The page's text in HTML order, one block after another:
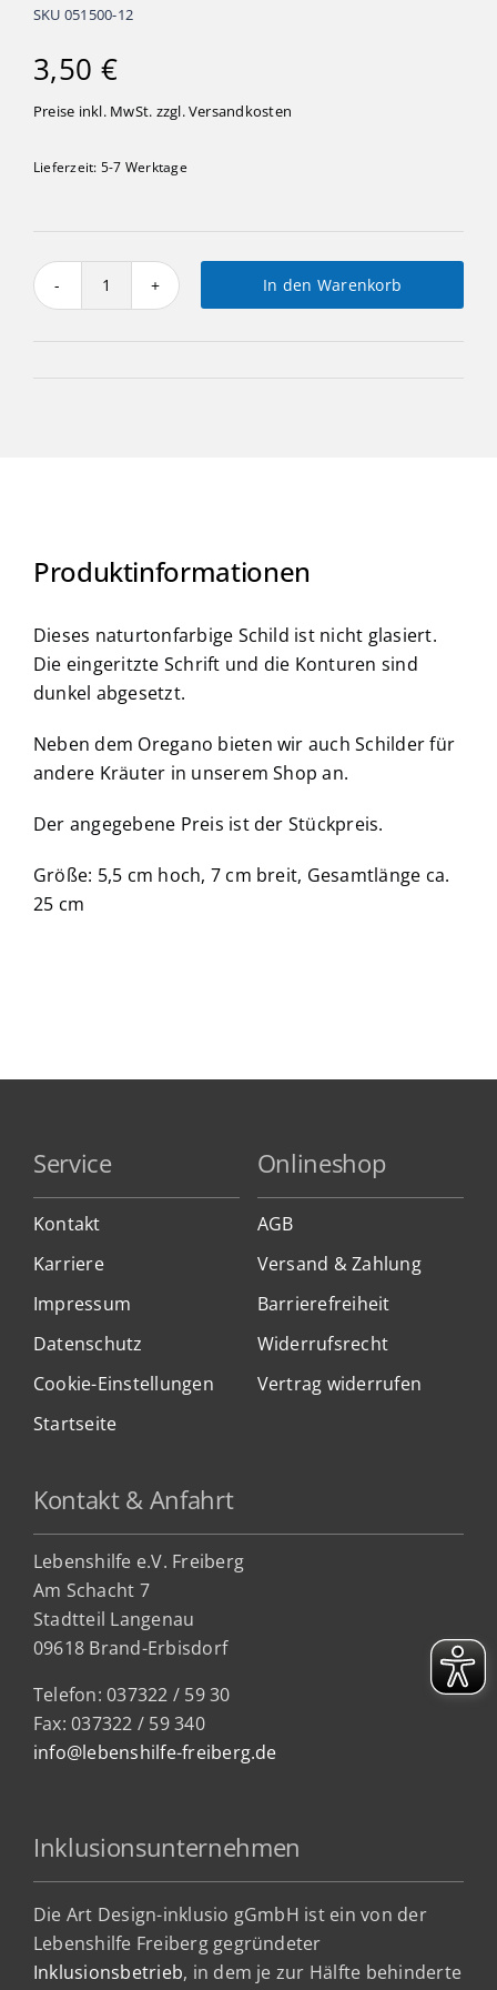
SKU 051500-12
3,50 €
Preise inkl. MwSt. zzgl.Versandkosten
Lieferzeit: 5-7 Werktage
Kräuterschild
In den Warenkorb
Produktinformationen
Dieses naturtonfarbige Schild ist nicht glasiert.
Die eingeritzte Schrift und die Konturen sind
dunkel abgesetzt.
Neben dem Oregano bieten wir auch Schilder für
andere Kräuter in unserem Shop an.
Der angegebene Preis ist der Stückpreis.
Größe: 5,5 cm hoch, 7 cm breit, Gesamtlänge ca.
25 cm
Service
Kontakt
Karriere
Impressum
Datenschutz
Cookie-Einstellungen
Startseite
Onlineshop
AGB
Versand & Zahlung
Barrierefreiheit
Widerrufsrecht
Vertrag widerrufen
Kontakt & Anfahrt
Lebenshilfe e.V. Freiberg
Am Schacht 7
Stadtteil Langenau
09618 Brand-Erbisdorf
Telefon: 037322 / 59 30
Fax: 037322 / 59 340
info@lebenshilfe-freiberg.de
Inklusionsunternehmen
Die Art Design-inklusio gGmbH ist ein von der
Lebenshilfe Freiberg gegründeter
Inklusionsbetrieb, in dem je zur Hälfte behinderte